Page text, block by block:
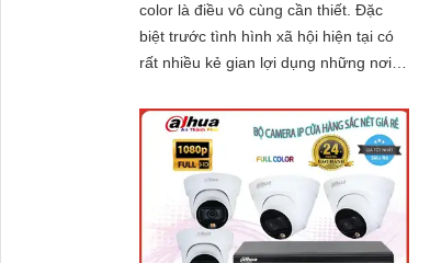
color là điều vô cùng cần thiết. Đặc
biệt trước tình hình xã hội hiện tại có
rất nhiều kẻ gian lợi dụng những nơi